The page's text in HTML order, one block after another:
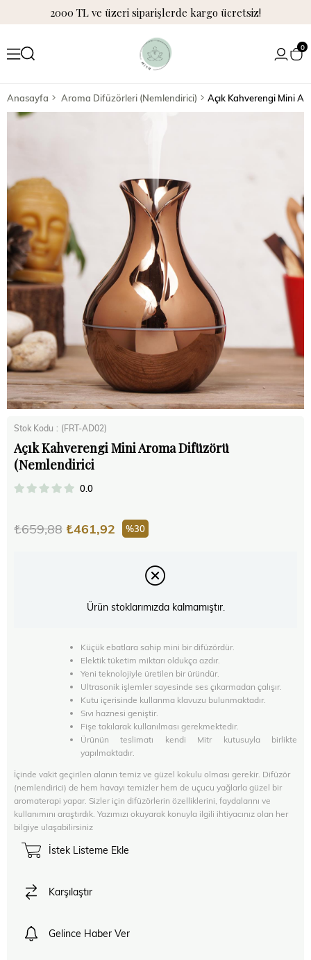
2000 TL ve üzeri siparişlerde kargo ücretsiz!
0
Anasayfa Aroma Difüzörleri (Nemlendirici) Açık Kahverengi Mini
Stok Kodu (FRT-AD02)
Açık Kahverengi Mini Aroma Difüzörü
(Nemlendirici
0.0
₺659,88 ₺461,92 30
Ürün stoklarımızda kalmamıştır.
Küçük ebatlara sahip mini bir difüzördür.
Elektik tüketim miktarı oldukça azdır.
Yeni teknolojiyle üretilen bir üründür.
Ultrasonik işlemler sayesinde ses çıkarmadan çalışır.
Kutu içerisinde kullanma klavuzu bulunmaktadır.
Sıvı haznesi geniştir.
Fişe takılarak kullanılması gerekmektedir.
Ürünün teslimatı kendi Mitr kutusuyla birlikte
yapılmaktadır.
İçinde vakit geçirilen alanın temiz ve güzel kokulu olması gerekir. Difüzör
(nemlendirici) de hem havayı temizler hem de uçucu yağlarla güzel bir
aromaterapi yapar. Sizler için difüzörlerin özelliklerini, faydalarını ve
kullanımını araştırdık. Yazımızı okuyarak konuyla ilgili ihtiyacınız olan her
bilgiye ulaşabilirsiniz
İstek Listeme Ekle
Karşılaştır
Gelince Haber Ver